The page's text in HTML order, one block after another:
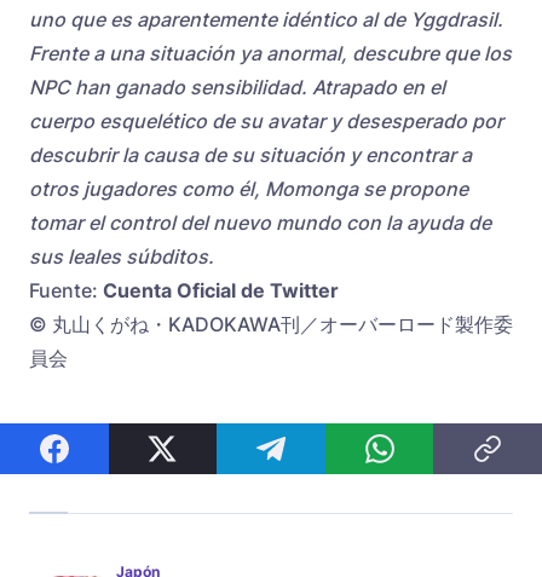
uno que es aparentemente idéntico al de Yggdrasil.
Frente a una situación ya anormal, descubre que los
NPC han ganado sensibilidad. Atrapado en el
cuerpo esquelético de su avatar y desesperado por
descubrir la causa de su situación y encontrar a
otros jugadores como él, Momonga se propone
tomar el control del nuevo mundo con la ayuda de
sus leales súbditos.
Fuente: Cuenta Oficial de Twitter
© 丸山くがね・KADOKAWA刊／オーバーロード製作委
員会
Japón